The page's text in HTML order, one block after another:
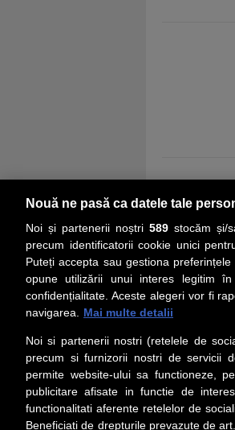
PRIMA PAGINĂ
Social
Urmareste-ne
Nouă ne pasă ca datele tale
Noi și partenerii noștri 589stocăm și/
precum identificatorii cookie unici
Puteți accepta sau gestiona
opune utilizării unui interes legitim
confidențialitate. Aceste alegeri vor fi
navigarea.
Mai multe detalii
Noi si partenerii nostri (retelele de
precum si furnizorii nostri de servicii
permite website-ului sa functioneze,
publicitare afisate in functie de
functionalitati aferente retelelor de
Beneficiati de drepturile prevazute de